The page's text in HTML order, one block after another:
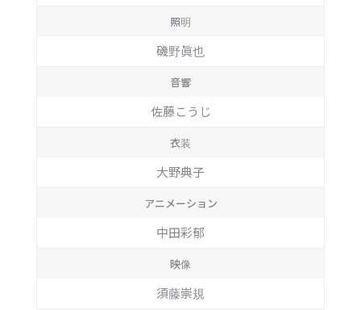
照明
磯野眞也
音響
佐藤こうじ
衣装
大野典子
アニメーション
中田彩郁
映像
須藤崇規